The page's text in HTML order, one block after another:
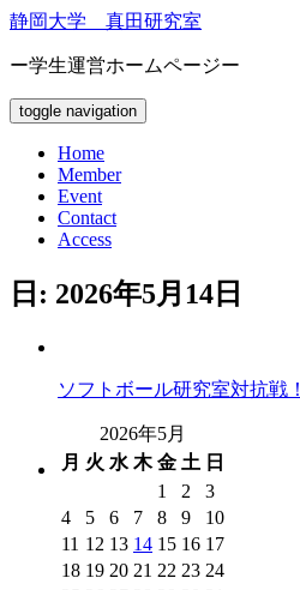
静岡大学 真田研究室
ー学生運営ホームページー
toggle navigation
Home
Member
Event
Contact
Access
日: 2026年5月14日
ソフトボール研究室対抗戦！
2026年5月
月 火 水 木 金 土 日
1 2
3
4
5 6 7 8 9
10
11 12 13 14 15 16 17
18 19 20 21 22 23 24